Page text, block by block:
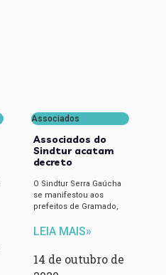
Associados
Associados do
Sindtur acatam
decreto
O Sindtur Serra Gaúcha
se manifestou aos
prefeitos de Gramado,
LEIA MAIS»
14 de outubro de